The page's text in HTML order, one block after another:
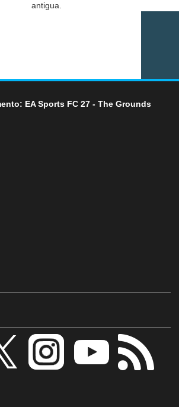
antigua.
EA Sports FC 27 - The Grounds